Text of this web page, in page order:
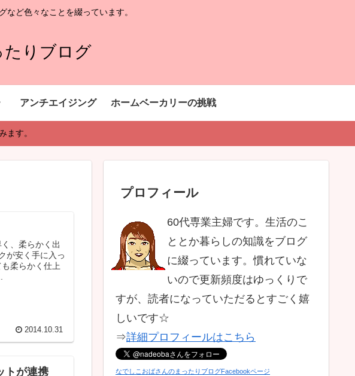
ど色々なことを綴っています。
りブログ
アンチエイジング ホームベーカリーの挑戦
ます。
、柔らかく出
が安く手に入っ
柔らかく仕上
2014.10.31
トが連携
プロフィール
60代専業主婦です。生活のこ
ととか暮らしの知識をブログ
に綴っています。慣れていな
いので更新頻度はゆっくりで
すが、読者になっていただるとすごく嬉
しいです☆
⇒詳細プロフィールはこちら
なでしこおばさんのまったりブログFacebookページ